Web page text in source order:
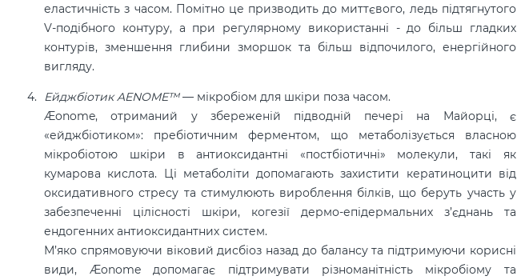
еластичність з часом. Помітно це призводить до миттєвого, ледь підтягнутого
V-подібного контуру, а при регулярному використанні - до більш гладких
контурів, зменшення глибини зморшок та більш відпочилого, енергійного
вигляду.
Ейджбіотик AENOME™ — мікробіом для шкіри поза часом.
Æonome, отриманий у збереженій підводній печері на Майорці, є
«ейджбіотиком»: пребіотичним ферментом, що метаболізується власною
мікробіотою шкіри в антиоксидантні «постбіотичні» молекули, такі як
кумарова кислота. Ці метаболіти допомагають захистити кератиноцити від
оксидативного стресу та стимулюють вироблення білків, що беруть участь у
забезпеченні цілісності шкіри, когезії дермо-епідермальних з’єднань та
ендогенних антиоксидантних систем.
М’яко спрямовуючи віковий дисбіоз назад до балансу та підтримуючи корисні
види, Æonome допомагає підтримувати різноманітність мікробіому та